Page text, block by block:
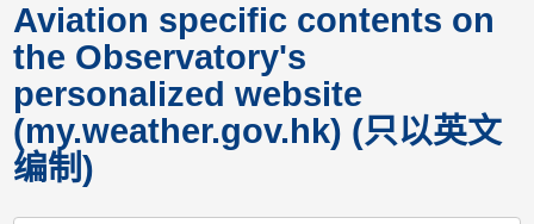
Aviation specific contents on
the Observatory's
personalized website
(my.weather.gov.hk) (只以英文
编制)